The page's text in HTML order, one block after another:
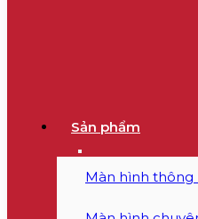
Sản phẩm
Màn hình thông